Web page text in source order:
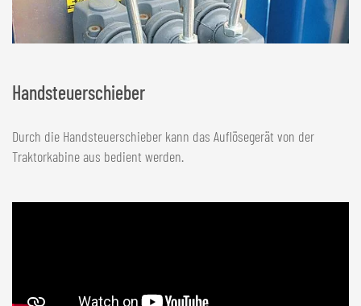
Handsteuerschieber
Durch die Handsteuerschieber kann das Auflösegerät von der
Traktorkabine aus bedient werden.